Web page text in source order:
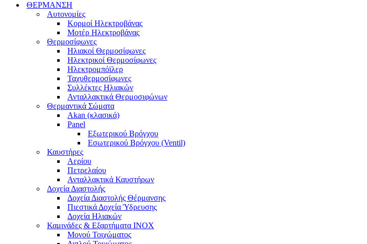
ΘΕΡΜΑΝΣΗ
Αυτονομίες
Κορμοί Ηλεκτροβάνας
Μοτέρ Ηλεκτροβάνας
Θερμοσίφωνες
Ηλιακοί Θερμοσίφωνες
Ηλεκτρικοί Θερμοσίφωνες
Ηλεκτρομπόϊλερ
Ταχυθερμοσίφωνες
Συλλέκτες Ηλιακών
Ανταλλακτικά Θερμοσιφώνων
Θερμαντικά Σώματα
Akan (κλασικά)
Panel
Εξωτερικού Βρόγχου
Εσωτερικού Βρόγχου (Ventil)
Καυστήρες
Αερίου
Πετρελαίου
Ανταλλακτικά Καυστήρων
Δοχεία Διαστολής
Δοχεία Διαστολής Θέρμανσης
Πιεστικά Δοχεία Ύδρευσης
Δοχεία Ηλιακών
Καμινάδες & Εξαρτήματα ΙΝΟΧ
Μονού Τοιχώματος